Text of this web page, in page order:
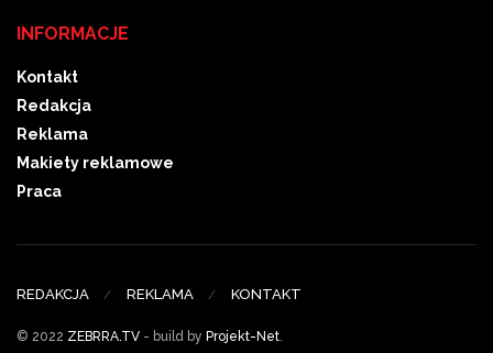
INFORMACJE
Kontakt
Redakcja
Reklama
Makiety reklamowe
Praca
REDAKCJA REKLAMA KONTAKT
© 2022 ZEBRRA.TV - build by Projekt-Net.